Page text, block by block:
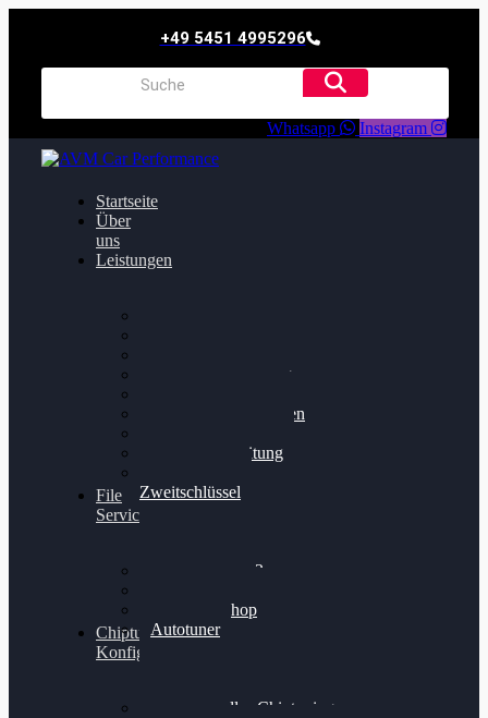
+49 5451 4995296
Whatsapp Instagram
Startseite
Über
uns
Leistungen
Getriebeoptimierung
Bremsscheiben planen
Felgenaufbereitung
Zweitschlüssel
File
Service
Alientech Kess3
Alientech Shop
Autotuner
Chiptuning
Konfigurator
Professionelles Chiptuning